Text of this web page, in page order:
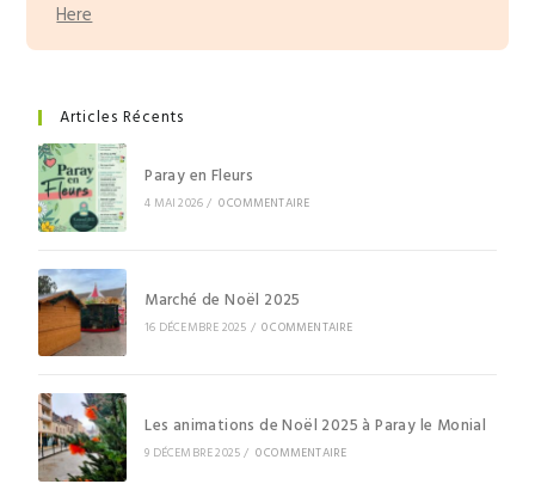
Here
Articles Récents
Paray en Fleurs
4 MAI 2026 / 0 COMMENTAIRE
Marché de Noël 2025
16 DÉCEMBRE 2025 / 0 COMMENTAIRE
Les animations de Noël 2025 à Paray le Monial
9 DÉCEMBRE 2025 / 0 COMMENTAIRE